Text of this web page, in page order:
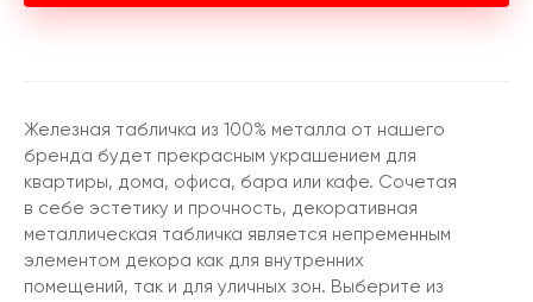
Железная табличка из 100% металла от нашего
бренда будет прекрасным украшением для
квартиры, дома, офиса, бара или кафе. Сочетая
в себе эстетику и прочность, декоративная
металлическая табличка является непременным
элементом декора как для внутренних
помещений, так и для уличных зон. Выберите из